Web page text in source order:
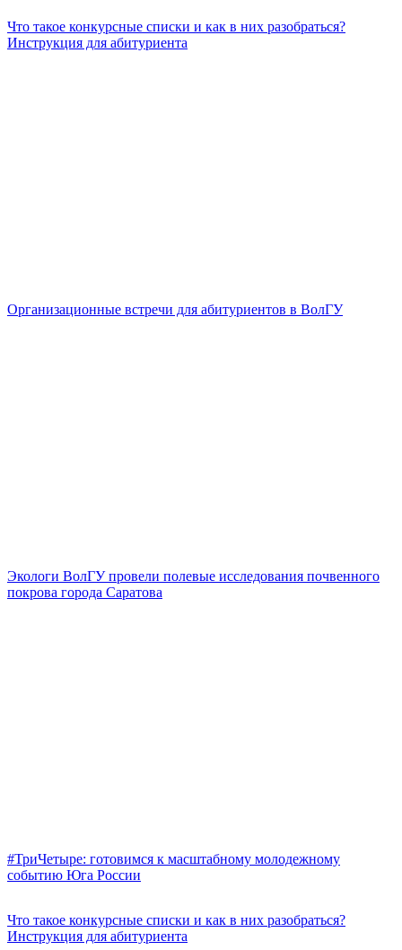
Что такое конкурсные списки и как в них разобраться?
Инструкция для абитуриента
Организационные встречи для абитуриентов в ВолГУ
Экологи ВолГУ провели полевые исследования почвенного
покрова города Саратова
#ТриЧетыре: готовимся к масштабному молодежному
событию Юга России
Что такое конкурсные списки и как в них разобраться?
Инструкция для абитуриента